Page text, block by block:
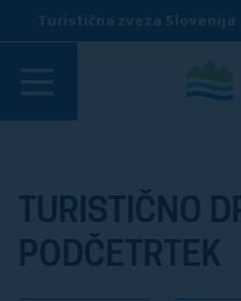
Turistična zveza Slovenija
Turistična društva
TURISTIČNO
PODČETRTEK